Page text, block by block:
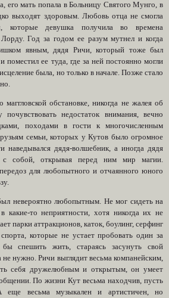
его мать попала в Больницу Святого Мунго, в
выходят здоровым. Любовь отца не смогла
которые девушка получила во времена
Год за годом ее разум мутнел и когда
явным, дядя Ричи, который тоже был
поместил ее туда, где за ней постоянно могли
была, но только в начале. Позже стало
обстановке, никогда не жалея об
недостаток внимания, вечно
походами в гости к многочисленным
семьи, которых у Кутов было огромное
наведывался дядя-волшебник, а иногда дядя
собой, открывая перед ним мир магии.
для любопытного и отчаянного юного
невероятно любопытным. Не мог сидеть на
какие-то неприятности, хотя никогда их не
парки аттракционов, каток, боулинг, серфинг
которые не устает пробовать один за
спешить жить, стараясь засунуть свой
нужно. Ричи выглядит весьма компанейским,
себя дружелюбным и открытым, он умеет
По жизни Кут весьма находчив, пусть
еще весьма музыкален и артистичен, но